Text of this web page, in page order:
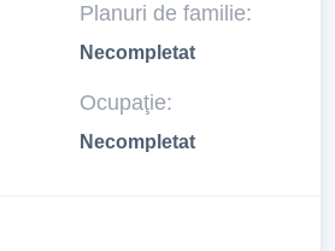
Planuri de familie:
Necompletat
Ocupaţie:
Necompletat